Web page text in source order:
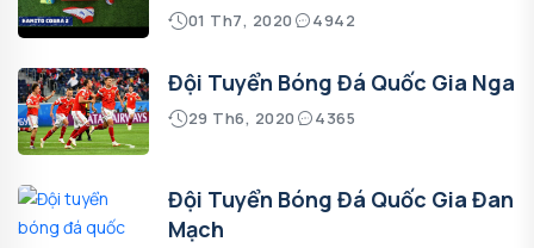
01 Th7, 2020 4942
Đội Tuyển Bóng Đá Quốc Gia Nga
29 Th6, 2020 4365
Đội Tuyển Bóng Đá Quốc Gia Đan
Mạch